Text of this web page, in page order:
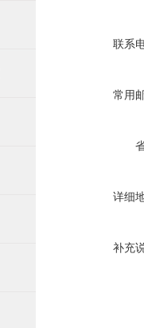
联系
常用
详细
补充